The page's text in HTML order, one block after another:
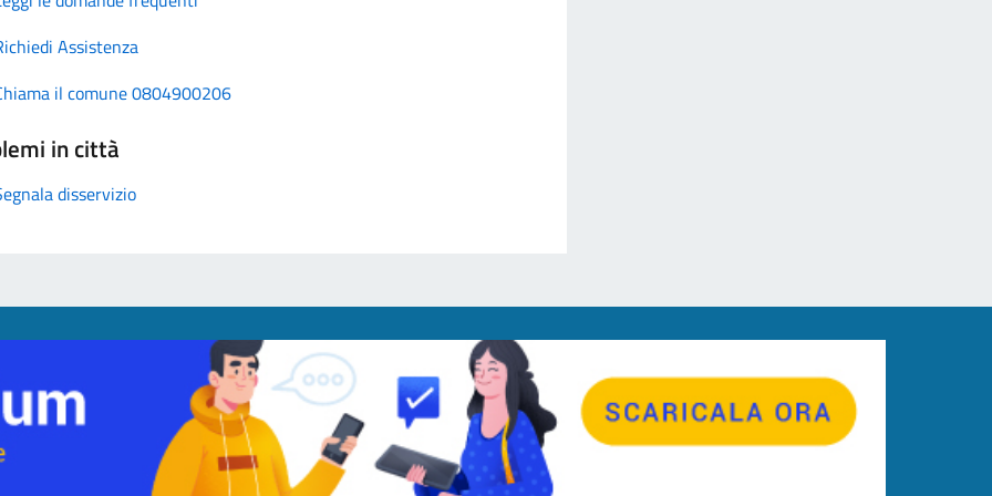
Assistenza
il comune 0804900206
in città
disservizio